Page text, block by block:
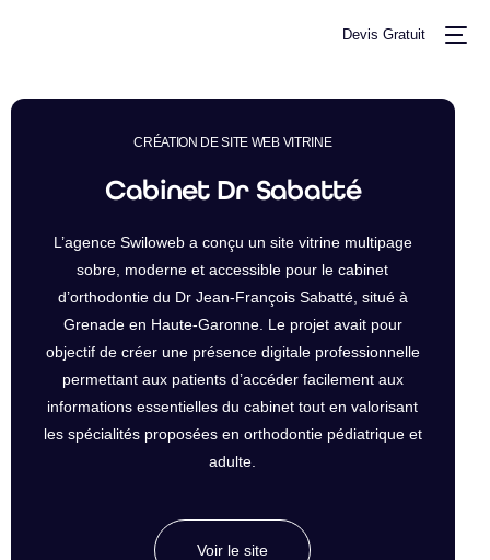
Devis Gratuit
CRÉATION DE SITE WEB VITRINE
Cabinet Dr Sabatté
L’agence Swiloweb a conçu un site vitrine multipage
sobre, moderne et accessible pour le cabinet
d’orthodontie du Dr Jean-François Sabatté, situé à
Grenade en Haute-Garonne. Le projet avait pour
objectif de créer une présence digitale professionnelle
permettant aux patients d’accéder facilement aux
informations essentielles du cabinet tout en valorisant
les spécialités proposées en orthodontie pédiatrique et
adulte.
Voir le site
+ TARIFS